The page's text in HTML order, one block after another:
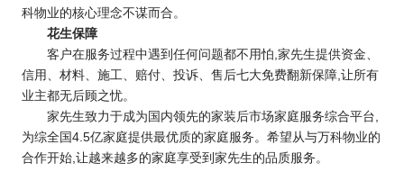
科物业的核心理念不谋而合。
花生保障
客户在服务过程中遇到任何问题都不用怕,家先生提供资金、
信用、材料、施工、赔付、投诉、售后七大免费翻新保障,让所有
业主都无后顾之忧。
家先生致力于成为国内领先的家装后市场家庭服务综合平台,
为综全国4.5亿家庭提供最优质的家庭服务。希望从与万科物业的
合作开始,让越来越多的家庭享受到家先生的品质服务。